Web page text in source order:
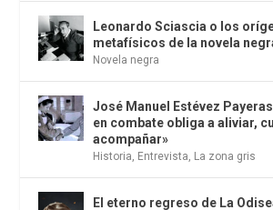
Leonardo Sciascia o los
metafísicos de la novela
Novela negra
José Manuel Estévez
en combate obliga a aliviar,
acompañar»
Historia, Entrevista, La zona gris
El eterno regreso de La